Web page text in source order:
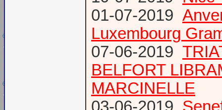
01-07-2019
Luxembourg
07-06-2019
BELFORT
MARCINELLE